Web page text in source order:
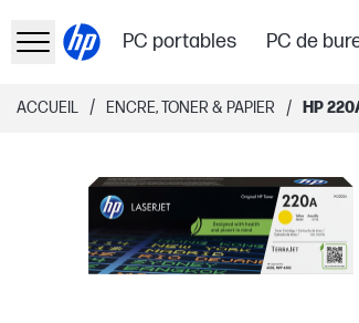
PC portables PC de
ACCUEIL / ENCRE, TONER & PAPIER / HP